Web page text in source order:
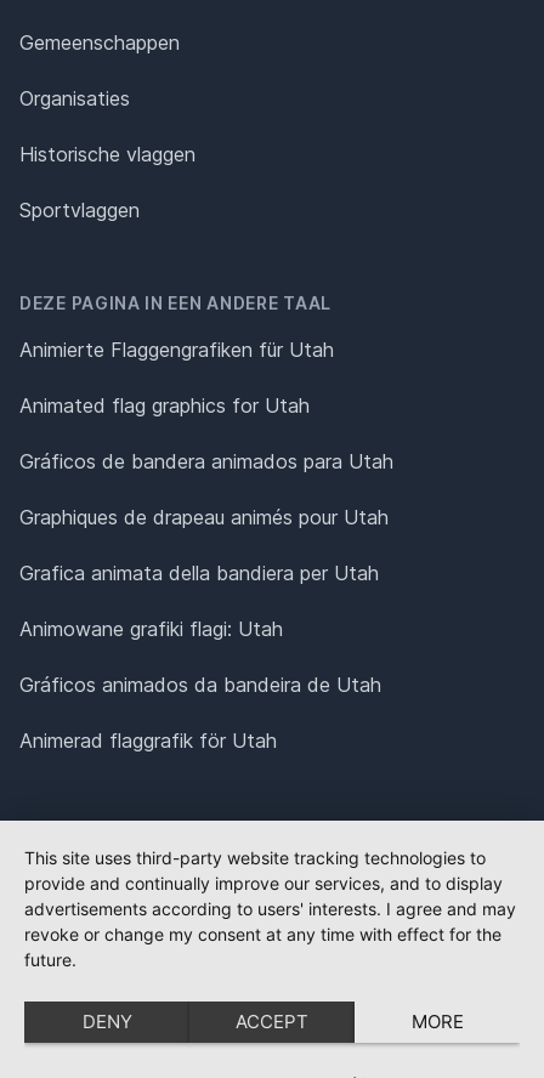
Gemeenschappen
Organisaties
Historische vlaggen
Sportvlaggen
DEZE PAGINA IN EEN ANDERE TAAL
Animierte Flaggengrafiken für Utah
Animated flag graphics for Utah
Gráficos de bandera animados para Utah
Graphiques de drapeau animés pour Utah
Grafica animata della bandiera per Utah
Animowane grafiki flagi: Utah
Gráficos animados da bandeira de Utah
Animerad flaggrafik för Utah
This site uses third-party website tracking technologies to
provide and continually improve our services, and to display
advertisements according to users' interests. I agree and may
revoke or change my consent at any time with effect for the
future.
DENY ACCEPT MORE